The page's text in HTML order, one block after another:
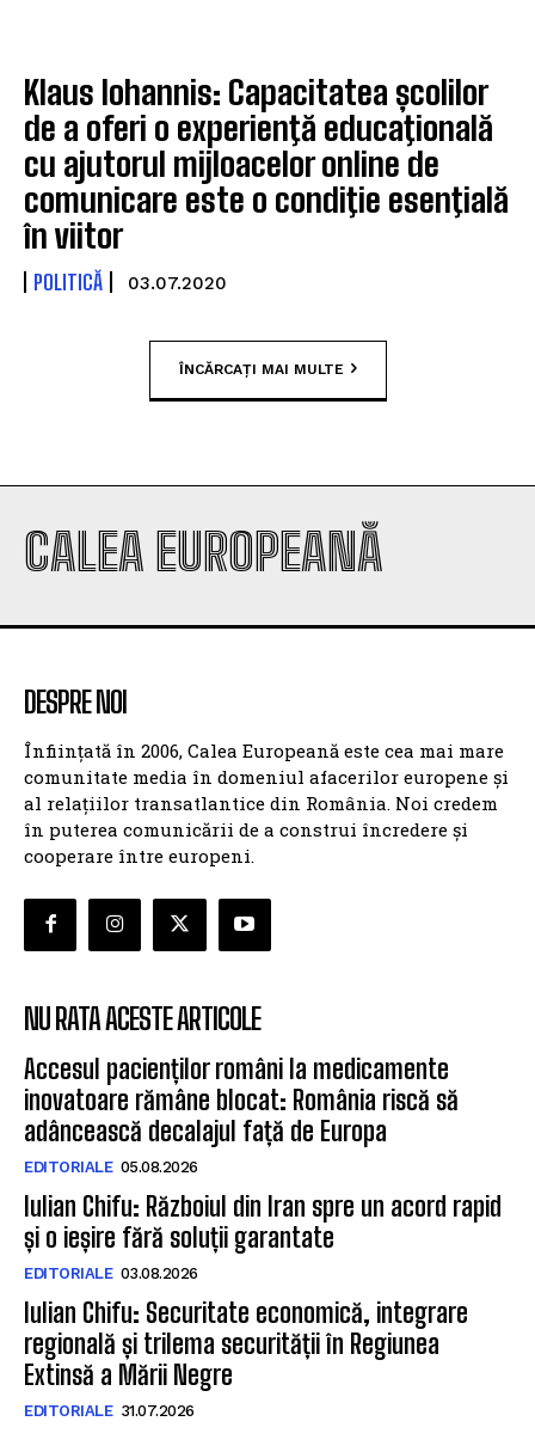
Klaus Iohannis: Capacitatea școlilor
de a oferi o experienţă educaţională
cu ajutorul mijloacelor online de
comunicare este o condiţie esenţială
în viitor
POLITICĂ 03.07.2020
ÎNCĂRCAȚI MAI MULTE
CALEA EUROPEANĂ
DESPRE NOI
Înființată în 2006, Calea Europeană este cea mai mare
comunitate media în domeniul afacerilor europene și
al relațiilor transatlantice din România. Noi credem
în puterea comunicării de a construi încredere și
cooperare între europeni.
NU RATA ACESTE ARTICOLE
Accesul pacienților români la medicamente
inovatoare rămâne blocat: România riscă să
adâncească decalajul față de Europa
EDITORIALE 05.08.2026
Iulian Chifu: Războiul din Iran spre un acord rapid
și o ieșire fără soluții garantate
EDITORIALE 03.08.2026
Iulian Chifu: Securitate economică, integrare
regională și trilema securității în Regiunea
Extinsă a Mării Negre
EDITORIALE 31.07.2026